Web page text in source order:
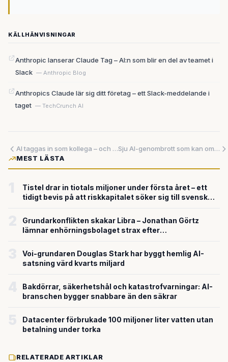
KÄLLHÄNVISNINGAR
Anthropic lanserar Claude Tag – AI:n som blir en del av teamet i
Slack — Anthropic Blog
Anthropics Claude lär sig ditt företag – ett Slack-meddelande i
taget — TechCrunch AI
AI taggas in som kollega – och det förändrar allt
Sju AI-genombrott som kan omvandla svensk sjukvård – men hinner vården hänga med?
MEST LÄSTA
Tistel drar in tiotals miljoner under första året – ett
tidigt bevis på att riskkapitalet söker sig till svensk
Grundarkonflikten skakar Libra – Jonathan Görtz
lämnar enhörningsbolaget strax efter
Voi-grundaren Douglas Stark har byggt hemlig AI-
satsning värd kvarts miljard
Bakdörrar, säkerhetshål och katastrofvarningar: AI-
branschen bygger snabbare än den säkrar
Datacenter förbrukade 100 miljoner liter vatten utan
betalning under torka
RELATERADE ARTIKLAR